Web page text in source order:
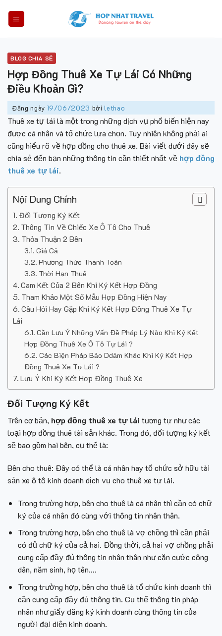
BLOG CHIA SẺ
Hợp Đồng Thuê Xe Tự Lái Có Những
Điều Khoản Gì?
Đăng ngày 19/06/2023 bởi lethao
Thuê xe tự lái là một trong những dịch vụ phổ biến hiện nay
được cá nhân và tổ chức lựa chọn. Tuy nhiên không phải ai
cũng hiểu rõ về hợp đồng cho thuê xe. Bài viết dưới đây sẽ
chia sẻ đến bạn những thông tin cần thiết nhất về hợp đồng
thuê xe tự lái.
Nội Dung Chính
Đối Tượng Ký Kết
Thông Tin Về Chiếc Xe Ô Tô Cho Thuê
Thỏa Thuận 2 Bên
Giá Cả
Phương Thức Thanh Toán
Thời Hạn Thuê
Cam Kết Của 2 Bên Khi Ký Kết Hợp Đồng
Tham Khảo Một Số Mẫu Hợp Đồng Hiện Nay
Câu Hỏi Hay Gặp Khi Ký Kết Hợp Đồng Thuê Xe Tự
Lái
Cần Lưu Ý Những Vấn Đề Pháp Lý Nào Khi Ký Kết
Hợp Đồng Thuê Xe Ô Tô Tự Lái ?
Các Biện Pháp Bảo Ddảm Khác Khi Ký Kết Hợp
Đồng Thuê Xe Tự Lái ?
Lưu Ý Khi Ký Kết Hợp Đồng Thuê Xe
Đối Tượng Ký Kết
Trên cơ bản, hợp đồng thuê xe tự lái tương tự như các
loại hợp đồng thuê tài sản khác. Trong đó, đối tượng ký kết
sẽ bao gồm hai bên, cụ thể là:
Bên cho thuê: Đây có thể là cá nhân hay tổ chức sở hữu tài
sản xe ô tô kinh doanh dịch vụ cho thuê xe tự lái.
Trong trường hợp, bên cho thuê là cá nhân thì cần có chữ
ký của cá nhân đó cùng với thông tin nhân thân.
Trong trường hợp, bên cho thuê là vợ chồng thì cần phải
có đủ chữ ký của cả hai. Đồng thời, cả hai vợ chồng phải
cung cấp đầy đủ thông tin nhân thân như căn cước công
dân, năm sinh, họ tên….
Trong trường hợp, bên cho thuê là tổ chức kinh doanh thì
cần cung cấp đầy đủ thông tin. Cụ thể thông tin pháp
nhân như giấy đăng ký kinh doanh cùng thông tin của
người đại diện kinh doanh.